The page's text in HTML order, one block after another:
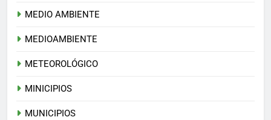
MEDIO AMBIENTE
MEDIOAMBIENTE
METEOROLÓGICO
MINICIPIOS
MUNICIPIOS